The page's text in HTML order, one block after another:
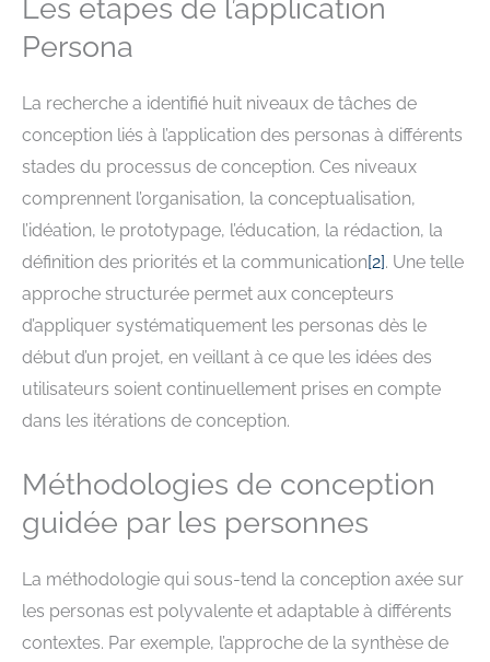
Les étapes de l’application
Persona
La recherche a identifié huit niveaux de tâches de
conception liés à l’application des personas à différents
stades du processus de conception. Ces niveaux
comprennent l’organisation, la conceptualisation,
l’idéation, le prototypage, l’éducation, la rédaction, la
définition des priorités et la communication[2]. Une telle
approche structurée permet aux concepteurs
d’appliquer systématiquement les personas dès le
début d’un projet, en veillant à ce que les idées des
utilisateurs soient continuellement prises en compte
dans les itérations de conception.
Méthodologies de conception
guidée par les personnes
La méthodologie qui sous-tend la conception axée sur
les personas est polyvalente et adaptable à différents
contextes. Par exemple, l’approche de la synthèse de